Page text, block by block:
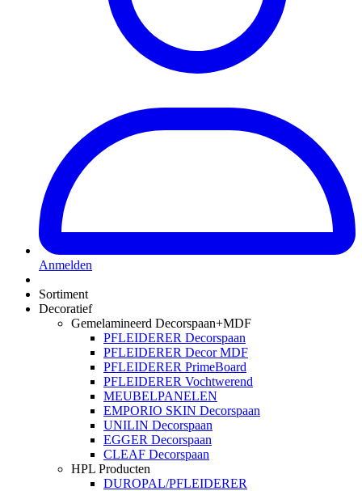
Anmelden
Sortiment
Decoratief
Gemelamineerd Decorspaan+MDF
PFLEIDERER Decorspaan
PFLEIDERER Decor MDF
PFLEIDERER PrimeBoard
PFLEIDERER Vochtwerend
MEUBELPANELEN
EMPORIO SKIN Decorspaan
UNILIN Decorspaan
EGGER Decorspaan
CLEAF Decorspaan
HPL Producten
DUROPAL/PFLEIDERER